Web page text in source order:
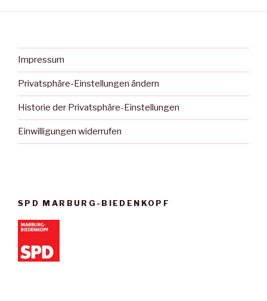
Impressum
Privatsphäre-Einstellungen ändern
Historie der Privatsphäre-Einstellungen
Einwilligungen widerrufen
SPD MARBURG-BIEDENKOPF